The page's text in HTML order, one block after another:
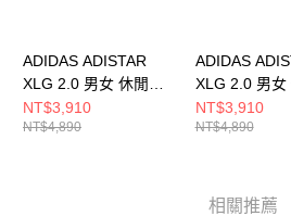
ADIDAS ADISTAR
XLG 2.0 男女 休閒鞋
HQ7553
NT$3,910
NT$4,890
ADIDAS
XLG 2.0 男女
HQ7554
NT$3,910
NT$4,890
相關推薦